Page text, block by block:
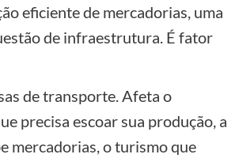
eficiente de mercadorias, uma
de infraestrutura. É fator
de transporte. Afeta o
precisa escoar sua produção, a
mercadorias, o turismo que